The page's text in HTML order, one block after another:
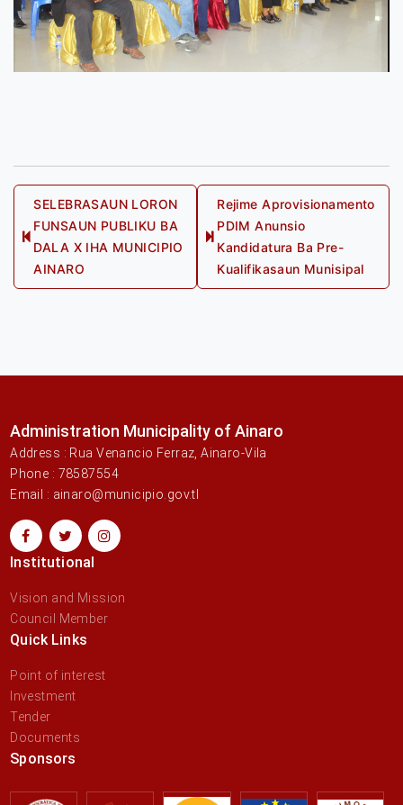
Post
navigation
Previous
SELEBRASAUN LORON
FUNSAUN PUBLIKU BA
DALA X IHA MUNICIPIO
AINARO
Next
post:
Rejime Aprovisionamento
PDIM Anunsio
Kandidatura Ba Pre-
Kualifikasaun Munisipal
Administration Municipality of Ainaro
Address : Rua Venancio Ferraz, Ainaro-Vila
Phone : 78587554
Email : ainaro@municipio.gov.tl
Institutional
Vision and Mission
Council Member
Quick Links
Point of interest
Investment
Tender
Documents
Sponsors